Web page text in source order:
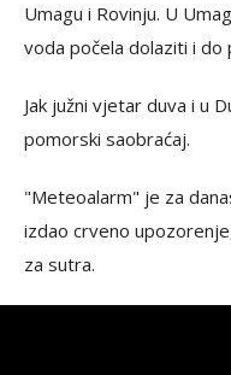
Umagu i Rovinju. U
voda počela dolaziti i do
Jak južni vjetar duva i u
pomorski saobraćaj.
"Meteoalarm" je za
izdao crveno
za sutra.